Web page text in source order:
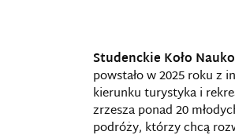
Studenckie Koło
powstało w 2025 roku z
kierunku turystyka i
zrzesza ponad 20
podróży, którzy chcą